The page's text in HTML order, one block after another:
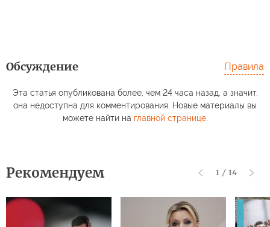
Обсуждение Правила
Эта статья опубликована более, чем 24 часа назад, а значит,
она недоступна для комментирования. Новые материалы вы
можете найти на главной странице.
Рекомендуем 1 / 14